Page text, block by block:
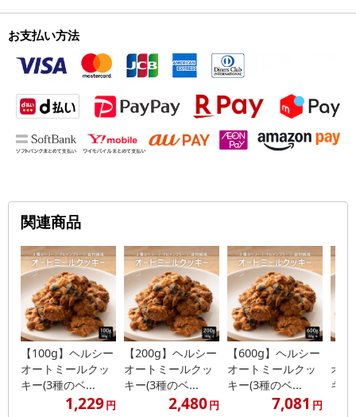
お支払い方法
関連商品
【100g】ヘルシー
オートミールクッ
キー(3種のベ...
1,229円
【200g】ヘルシー
オートミールクッ
キー(3種のベ...
2,480円
【600g】ヘルシー
オートミールクッ
キー(3種のベ...
7,081 円
オ
キ